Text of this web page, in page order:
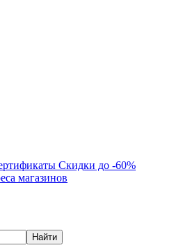
Скидки до -60%
магазинов
Найти